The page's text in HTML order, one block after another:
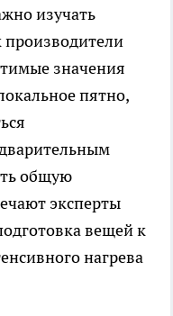
изучать
производители
значения
пятно,
общую
эксперты
вещей к
нагрева